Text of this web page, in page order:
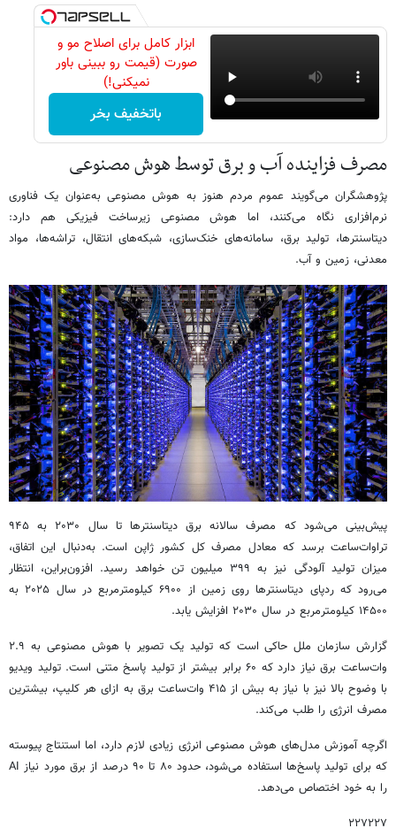
ابزار کامل برای اصلاح مو و
صورت (قیمت رو ببینی باور
نمیکنی!)
باتخفیف بخر
مصرف فزاینده آب و برق توسط هوش مصنوعی
پژوهشگران می‌گویند عموم مردم هنوز به هوش مصنوعی به‌عنوان یک فناوری
نرم‌افزاری نگاه می‌کنند، اما هوش مصنوعی زیرساخت فیزیکی هم دارد:
دیتاسنترها، تولید برق، سامانه‌های خنک‌سازی، شبکه‌های انتقال، تراشه‌ها، مواد
معدنی، زمین و آب.
پیش‌بینی می‌شود که مصرف سالانه برق دیتاسنترها تا سال ۲۰۳۰ به ۹۴۵
تراوات‌ساعت برسد که معادل مصرف کل کشور ژاپن است. به‌دنبال این اتفاق،
میزان تولید آلودگی نیز به ۳۹۹ میلیون تن خواهد رسید. افزون‌براین، انتظار
می‌رود که ردپای دیتاسنترها روی زمین از ۶۹۰۰ کیلومترمربع در سال ۲۰۲۵ به
۱۴۵۰۰ کیلومترمربع در سال ۲۰۳۰ افزایش یابد.
گزارش سازمان ملل حاکی است که تولید یک تصویر با هوش مصنوعی به ۲.۹
وات‌ساعت برق نیاز دارد که ۶۰ برابر بیشتر از تولید پاسخ متنی است. تولید ویدیو
با وضوح بالا نیز با نیاز به بیش از ۴۱۵ وات‌ساعت برق به ازای هر کلیپ، بیشترین
مصرف انرژی را طلب می‌کند.
اگرچه آموزش مدل‌های هوش مصنوعی انرژی زیادی لازم دارد، اما استنتاج پیوسته
که برای تولید پاسخ‌ها استفاده می‌شود، حدود ۸۰ تا ۹۰ درصد از برق مورد نیاز AI
را به خود اختصاص می‌دهد.
۲۲۷۲۲۷